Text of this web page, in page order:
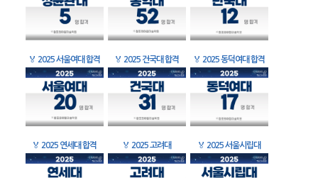
🏅 2025 서울여대 합격 🏅 2025 건국대 합격 🏅 2025 동덕여대 합격
🏅 2025 연세대 합격 🏅 2025 고려대 🏅 2025 서울시립대